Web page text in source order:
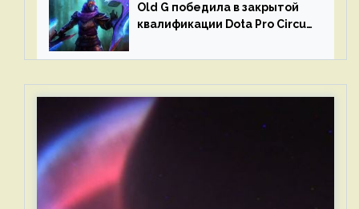
Old G победила в закрытой
квалификации Dota Pro Circuit